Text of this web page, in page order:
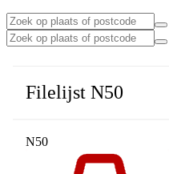
Filelijst N50
N50